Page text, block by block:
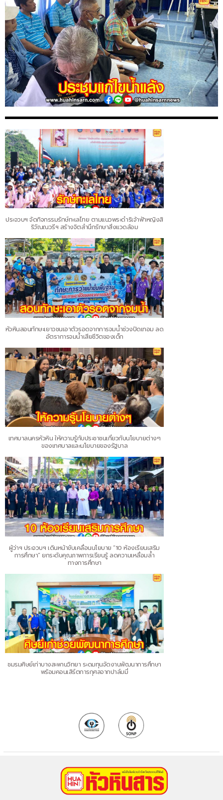
ประจวบฯ จัดกิจกรรมรักษ์ทะเลไทย ตามแนวพระดำริเจ้าฟ้าหญิงสิ
ริวัณณวรีฯ สร้างจิตสำนึกรักษาสิ่งแวดล้อม
หัวหินสอนทักษะเยาวชนเอาตัวรอดจากการจมน้ำช่วงปิดเทอม ลด
อัตราการจมน้ำเสียชีวิตของเด็ก
เทศบาลนครหัวหิน ให้ความรู้กับประชาชนเกี่ยวกับนโยบายต่างๆ
ของเทศบาลและนโยบายของรัฐบาล
ผู้ว่าฯ ประจวบฯ เดินหน้าขับเคลื่อนนโยบาย “10 ห้องเรียนเสริม
การศึกษา” ยกระดับคุณภาพการเรียนรู้ ลดความเหลื่อมล้ำ
ทางการศึกษา
ชมรมศิษย์เก่าบางสะพานวิทยา ระดมทุนจัดงานพัฒนาการศึกษา
พร้อมคอนเสิร์ตการกุศลจากปาล์มมี่